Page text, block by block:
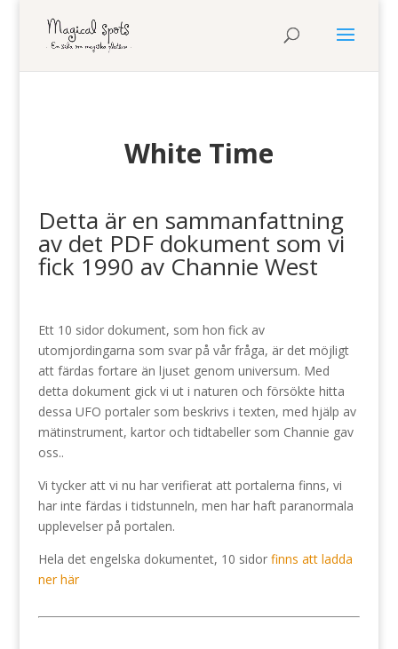
White Time
Detta är en sammanfattning
av det PDF dokument som vi
fick 1990 av Channie West
Ett 10 sidor dokument, som hon fick av
utomjordingarna som svar på vår fråga, är det möjligt
att färdas fortare än ljuset genom universum. Med
detta dokument gick vi ut i naturen och försökte hitta
dessa UFO portaler som beskrivs i texten, med hjälp av
mätinstrument, kartor och tidtabeller som Channie gav
oss..
Vi tycker att vi nu har verifierat att portalerna finns, vi
har inte färdas i tidstunneln, men har haft paranormala
upplevelser på portalen.
Hela det engelska dokumentet, 10 sidor finns att ladda
ner här